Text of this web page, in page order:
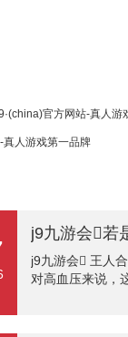
官方网站-真人游
人游戏第一品牌
j9九游会 王人
对高血压来说，